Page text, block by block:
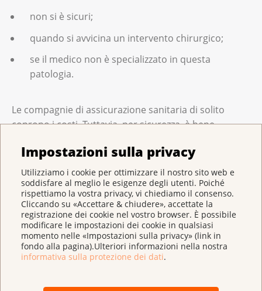
Impostazioni sulla privacy
Utilizziamo i cookie per ottimizzare il nostro sito web e
soddisfare al meglio le esigenze degli utenti. Poiché
rispettiamo la vostra privacy, vi chiediamo il consenso.
Cliccando su «Accettare & chiudere», accettate la
registrazione dei cookie nel vostro browser. È possibile
modificare le impostazioni dei cookie in qualsiasi
momento nelle «Impostazioni sulla privacy» (link in
fondo alla pagina).Ulteriori informazioni nella nostra
informativa sulla protezione dei dati.
non si è sicuri;
quando si avvicina un intervento chirurgico;
se il medico non è specializzato in questa
patologia.
Le compagnie di assicurazione sanitaria di solito
coprono i costi. Tuttavia, per sicurezza, è bene
sanitaria.
Qual è lo scopo del trattamento?
A seconda delle prospettive di recupero, gli intenti
terapeutici sono due: